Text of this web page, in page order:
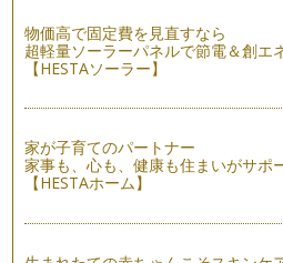
難しいテクニックはいらない！バ
ィネート
年が明けるとあっという間に日が
今年のお正月はコレ！１００均ア
もてなしアイデア
日本の伝統行事のひとつである「
物価高で固定費を見直すなら
超軽量ソーラーパネルで節電＆創エ
【HESTAソーラー】
家が子育てのパートナー
家事も、心も、健康も住まいがサポ
【HESTAホーム】